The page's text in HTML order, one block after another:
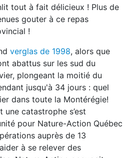
tout à fait délicieux ! Plus de
gouter à ce repas
!
verglas de 1998, alors que
abattus sur les sud du
plongeant la moitié du
jusqu'à 34 jours : quel
dans toute la Montérégie!
catastrophe s’est
pour Nature-Action Québec
auprès de 13
à se relever des